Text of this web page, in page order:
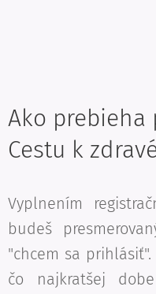
Ako prebieha
Cestu k
Vyplnením
budeš
"chcem sa
čo najkratšej